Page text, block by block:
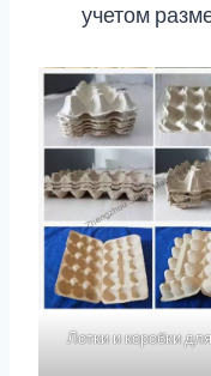
учетом
Лотки и коробки